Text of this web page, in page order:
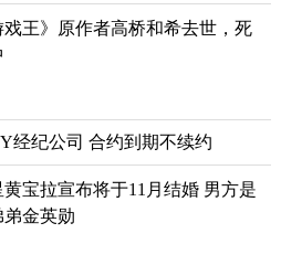
王》原作者高桥和希去世，死
经纪公司 合约到期不续约
宝拉宣布将于11月结婚 男方是
金英勋